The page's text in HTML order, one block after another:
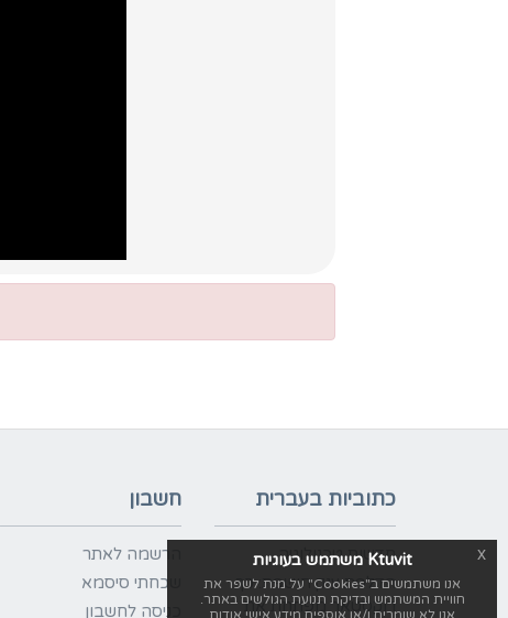
כתוביות בעברית
חדשות טכנולוגיה
הדלפת ענק חושפת: כך
רוקסטאר מפתחת את
חשבון
הרשמה לאתר
שכחתי סיסמא
כניסה לחשבון
Ktuvit משתמש בעוגיות
אנו משתמשים ב"Cookies" על מנת לשפר את
חוויית המשתמש ובדיקת תנועת הגולשים באתר.
אנו לא שומרים ו/או אוספים מידע אישי אודות
x